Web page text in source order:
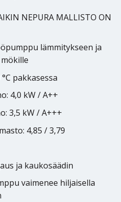
NEPURA MALLISTO ON
lämmitykseen ja
pakkasessa
4,0 kW / A++
3,5 kW / A+++
4,85 / 3,79
ja kaukosäädin
vaimenee hiljaisella